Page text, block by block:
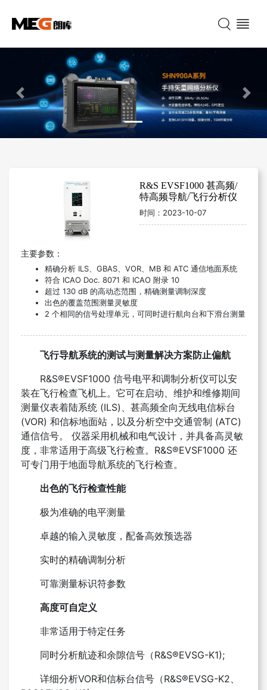
Previous Next
R&S EVSF1000 甚高频/
特高频导航/飞行分析仪
时间： 2023-10-07
主要参数：
精确分析 ILS、GBAS、VOR、MB 和 ATC 通信地面系统
符合 ICAO Doc. 8071 和 ICAO 附录 10
超过 130 dB 的高动态范围，精确测量调制深度
出色的覆盖范围测量灵敏度
2 个相同的信号处理单元，可同时进行航向台和下滑台测量
飞行导航系统的测试与测量解决方案防止偏航
R&S®EVSF1000 信号电平和调制分析仪可以安
装在飞行检查飞机上。它可在启动、维护和维修期间
测量仪表着陆系统 (ILS)、甚高频全向无线电信标台
(VOR) 和信标地面站，以及分析空中交通管制 (ATC)
通信信号。 仪器采用机械和电气设计，并具备高灵敏
度，非常适用于高级飞行检查。R&S®EVSF1000 还
可专门用于地面导航系统的飞行检查。
出色的飞行检查性能
极为准确的电平测量
卓越的输入灵敏度，配备高效预选器
实时的精确调制分析
可靠测量标识符参数
高度可自定义
非常适用于特定任务
同时分析航迹和余隙信号（R&S®EVSG-K1);
详细分析VOR和信标台信号（R&S®EVSG-K2、